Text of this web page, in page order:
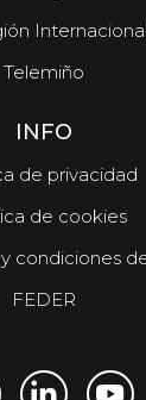
Internacional
Telemiño
INFO
de privacidad
de cookies
condiciones
FEDER